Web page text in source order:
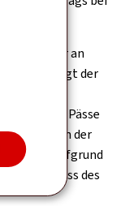
Pässe nur an
folgt der
in die Pässe
die Namen der
die aufgrund
im Pass des